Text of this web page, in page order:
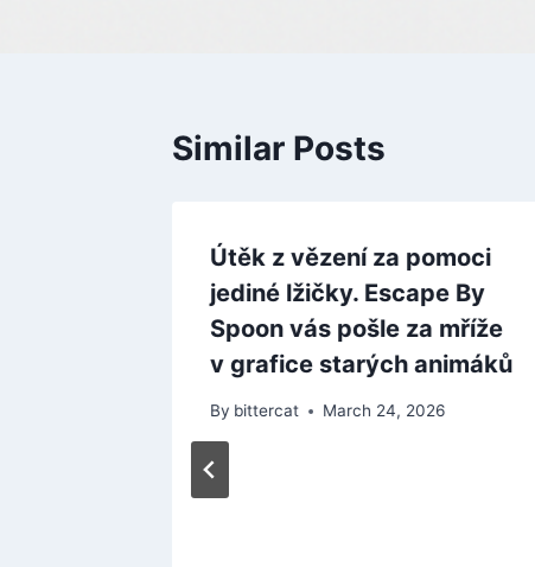
Similar Posts
Útěk z vězení za pomoci
jediné lžičky. Escape By
Spoon vás pošle za mříže
v grafice starých animáků
By bittercat March 24, 2026